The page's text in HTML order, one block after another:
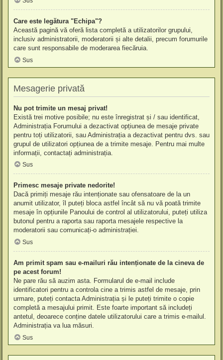
Care este legătura "Echipa"?
Această pagină vă oferă lista completă a utilizatorilor grupului,
inclusiv administratorii, moderatorii și alte detalii, precum forumurile
care sunt responsabile de moderarea fiecăruia.
Sus
Mesagerie privată
Nu pot trimite un mesaj privat!
Există trei motive posibile; nu este înregistrat și / sau identificat,
Administrația Forumului a dezactivat opțiunea de mesaje private
pentru toți utilizatorii, sau Administrația a dezactivat pentru dvs. sau
grupul de utilizatori opțiunea de a trimite mesaje. Pentru mai multe
informații, contactați administrația.
Sus
Primesc mesaje private nedorite!
Dacă primiți mesaje rău intenționate sau ofensatoare de la un
anumit utilizator, îl puteți bloca astfel încât să nu vă poată trimite
mesaje în opțiunile Panoului de control al utilizatorului, puteți utiliza
butonul pentru a raporta sau raporta mesajele respective la
moderatorii sau comunicați-o administrației.
Sus
Am primit spam sau e-mailuri rău intenționate de la cineva de
pe acest forum!
Ne pare rău să auzim asta. Formularul de e-mail include
identificatori pentru a controla cine a trimis astfel de mesaje, prin
urmare, puteți contacta Administrația și le puteți trimite o copie
completă a mesajului primit. Este foarte important să includeți
antetul, deoarece conține datele utilizatorului care a trimis e-mailul.
Administrația va lua măsuri.
Sus